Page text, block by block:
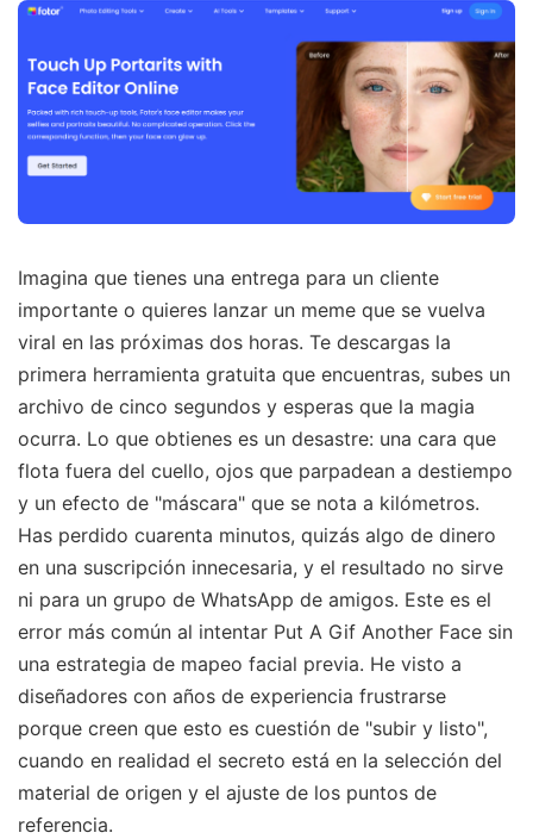
Imagina que tienes una entrega para un cliente
importante o quieres lanzar un meme que se vuelva
viral en las próximas dos horas. Te descargas la
primera herramienta gratuita que encuentras, subes un
archivo de cinco segundos y esperas que la magia
ocurra. Lo que obtienes es un desastre: una cara que
flota fuera del cuello, ojos que parpadean a destiempo
y un efecto de "máscara" que se nota a kilómetros.
Has perdido cuarenta minutos, quizás algo de dinero
en una suscripción innecesaria, y el resultado no sirve
ni para un grupo de WhatsApp de amigos. Este es el
error más común al intentar Put A Gif Another Face sin
una estrategia de mapeo facial previa. He visto a
diseñadores con años de experiencia frustrarse
porque creen que esto es cuestión de "subir y listo",
cuando en realidad el secreto está en la selección del
material de origen y el ajuste de los puntos de
referencia.